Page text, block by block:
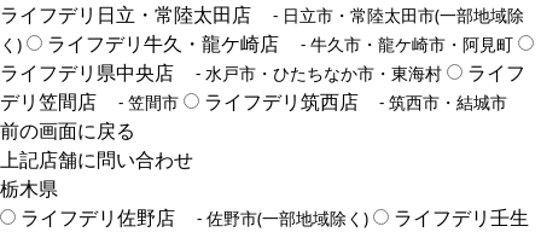
ライフデリ日立・常陸太田店
- 日立市・常陸太田市(一部地域除
く)
ライフデリ牛久・龍ケ崎店 - 牛久市・龍ケ崎市・阿見町
ライフデリ県中央店 - 水戸市・ひたちなか市・東海村
ライフ
デリ笠間店
- 笠間市 ライフデリ筑西店 - 筑西市・結城市
前の画面に戻る
上記店舗に問い合わせ
栃木県
ライフデリ佐野店
- 佐野市(一部地域除く)
ライフデリ壬生